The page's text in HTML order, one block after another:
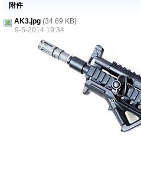
附件
AK3.jpg (34.69 KB)
9-5-2014 19:34